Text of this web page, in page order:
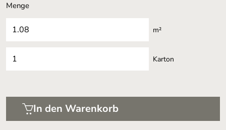
Menge
m²
Karton
In den Warenkorb